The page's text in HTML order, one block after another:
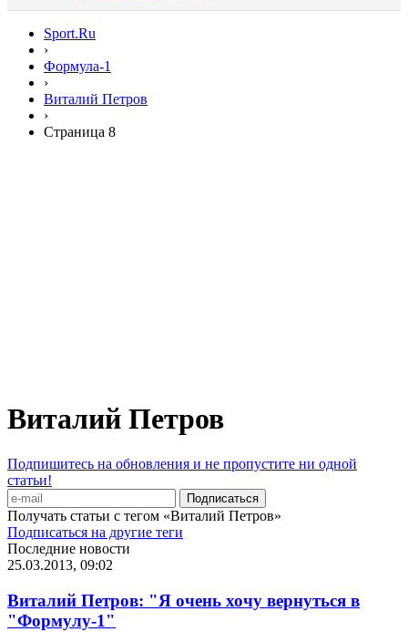
Sport.Ru
›
Формула-1
›
Виталий Петров
›
Страница 8
Виталий Петров
Подпишитесь на обновления и не пропустите ни одной
статьи!
Получать статьи с тегом «Виталий Петров»
Подписаться на другие теги
Последние новости
25.03.2013, 09:02
Виталий Петров: "Я очень хочу вернуться в
"Формулу-1"